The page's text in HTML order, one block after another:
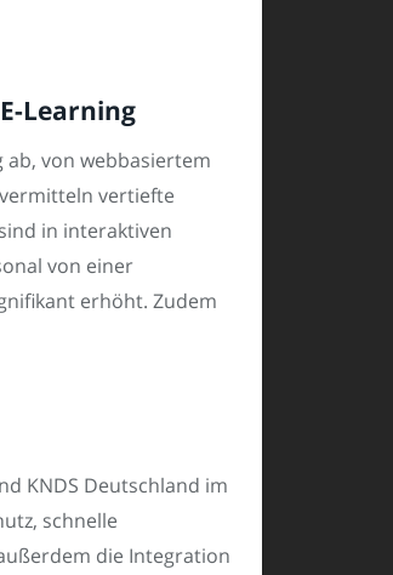
Learning
von webbasiertem
vertiefte
in interaktiven
von einer
erhöht. Zudem
KNDS Deutschland im
schnelle
die Integration